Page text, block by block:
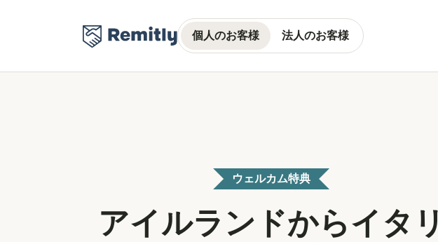
個人のお客様 法人のお客様
ウェルカム特典
アイルランドからイタリ